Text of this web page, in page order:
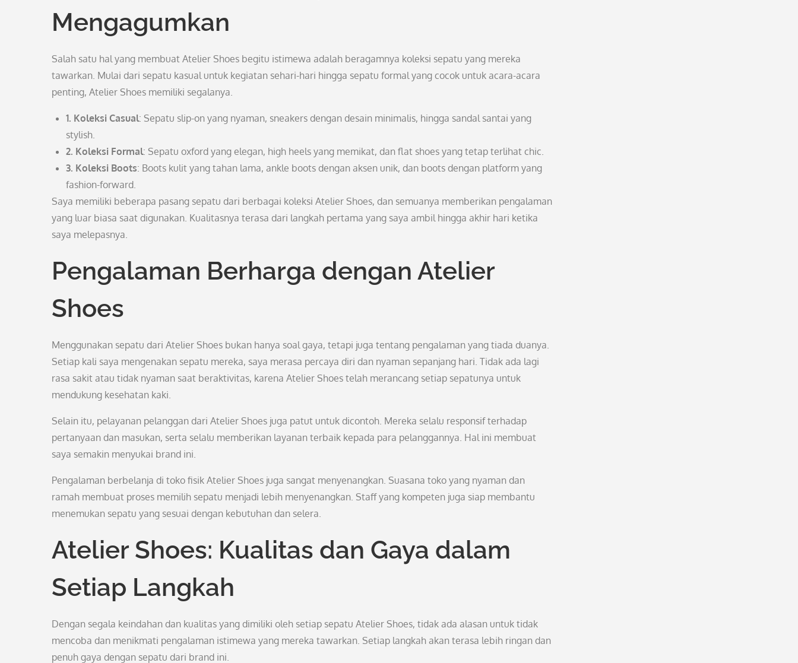
Mengagumkan
Salah satu hal yang membuat Atelier Shoes begitu istimewa adalah beragamnya koleksi sepatu yang mereka
tawarkan. Mulai dari sepatu kasual untuk kegiatan sehari-hari hingga sepatu formal yang cocok untuk acara-acara
penting, Atelier Shoes memiliki segalanya.
1. Koleksi Casual: Sepatu slip-on yang nyaman, sneakers dengan desain minimalis, hingga sandal santai yang
stylish.
2. Koleksi Formal: Sepatu oxford yang elegan, high heels yang memikat, dan flat shoes yang tetap terlihat chic.
3. Koleksi Boots: Boots kulit yang tahan lama, ankle boots dengan aksen unik, dan boots dengan platform yang
fashion-forward.
Saya memiliki beberapa pasang sepatu dari berbagai koleksi Atelier Shoes, dan semuanya memberikan pengalaman
yang luar biasa saat digunakan. Kualitasnya terasa dari langkah pertama yang saya ambil hingga akhir hari ketika
saya melepasnya.
Pengalaman Berharga dengan Atelier
Shoes
Menggunakan sepatu dari Atelier Shoes bukan hanya soal gaya, tetapi juga tentang pengalaman yang tiada duanya.
Setiap kali saya mengenakan sepatu mereka, saya merasa percaya diri dan nyaman sepanjang hari. Tidak ada lagi
rasa sakit atau tidak nyaman saat beraktivitas, karena Atelier Shoes telah merancang setiap sepatunya untuk
mendukung kesehatan kaki.
Selain itu, pelayanan pelanggan dari Atelier Shoes juga patut untuk dicontoh. Mereka selalu responsif terhadap
pertanyaan dan masukan, serta selalu memberikan layanan terbaik kepada para pelanggannya. Hal ini membuat
saya semakin menyukai brand ini.
Pengalaman berbelanja di toko fisik Atelier Shoes juga sangat menyenangkan. Suasana toko yang nyaman dan
ramah membuat proses memilih sepatu menjadi lebih menyenangkan. Staff yang kompeten juga siap membantu
menemukan sepatu yang sesuai dengan kebutuhan dan selera.
Atelier Shoes: Kualitas dan Gaya dalam
Setiap Langkah
Dengan segala keindahan dan kualitas yang dimiliki oleh setiap sepatu Atelier Shoes, tidak ada alasan untuk tidak
mencoba dan menikmati pengalaman istimewa yang mereka tawarkan. Setiap langkah akan terasa lebih ringan dan
penuh gaya dengan sepatu dari brand ini.